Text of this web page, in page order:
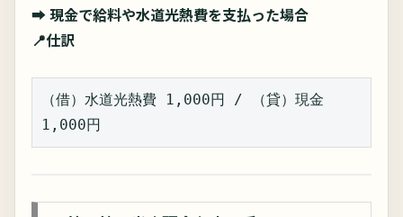
➡現金で給料や水道光熱費を支払った場合
📍仕訳
（借）水道光熱費 1,000円 / （貸）現金
1,000円